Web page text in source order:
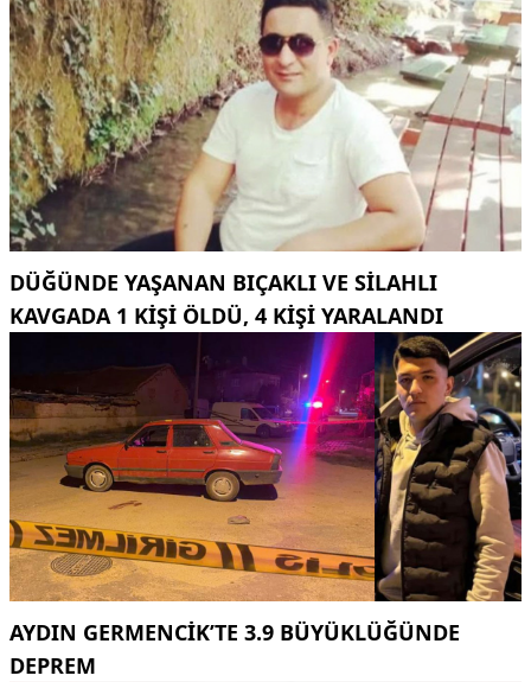
DÜĞÜNDE YAŞANAN BIÇAKLI VE SILAHLI
KAVGADA 1 KIŞI ÖLDÜ, 4 KIŞI YARALANDI
AYDIN GERMENCIK’TE 3.9 BÜYÜKLÜĞÜNDE
DEPREM